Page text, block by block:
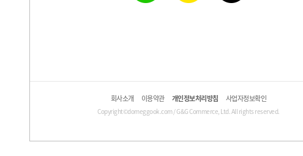
회사소개 이용약관 개인정보처리방침 사업자정보확인
Copyright©domeggook.com / G&G Commerce, Ltd. All rights reserved.